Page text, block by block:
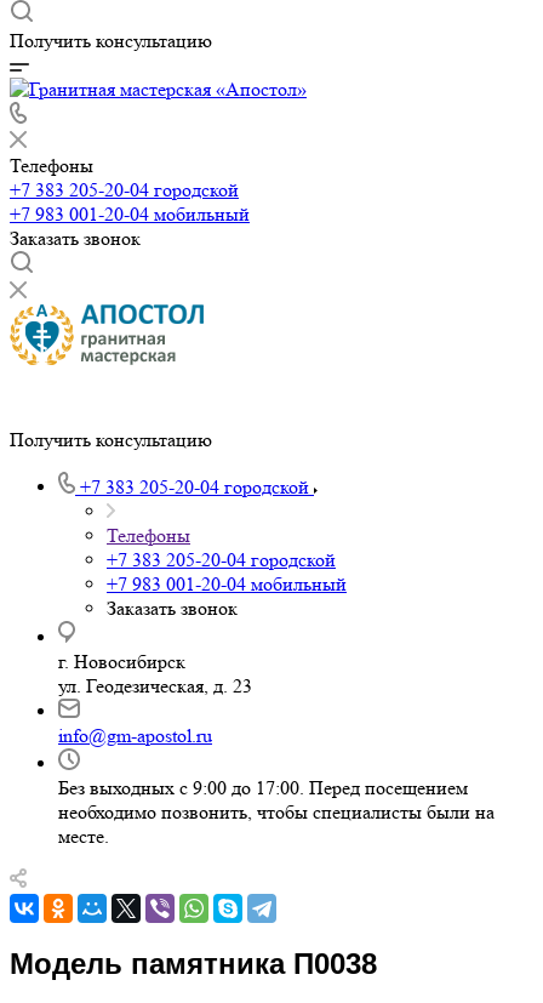
Получить консультацию
Телефоны
+7 383 205-20-04 городской
+7 983 001-20-04 мобильный
Заказать звонок
Получить консультацию
+7 383 205-20-04 городской
Телефоны
+7 383 205-20-04 городской
+7 983 001-20-04 мобильный
Заказать звонок
г. Новосибирск
ул. Геодезическая, д. 23
info@gm-apostol.ru
Без выходных с 9:00 до 17:00. Перед посещением
необходимо позвонить, чтобы специалисты были на
месте.
Модель памятника П0038